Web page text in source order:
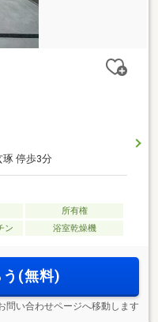
停歩3分
所有権
ン 浴室乾燥機
う(無料)
問い合わせページへ移動します